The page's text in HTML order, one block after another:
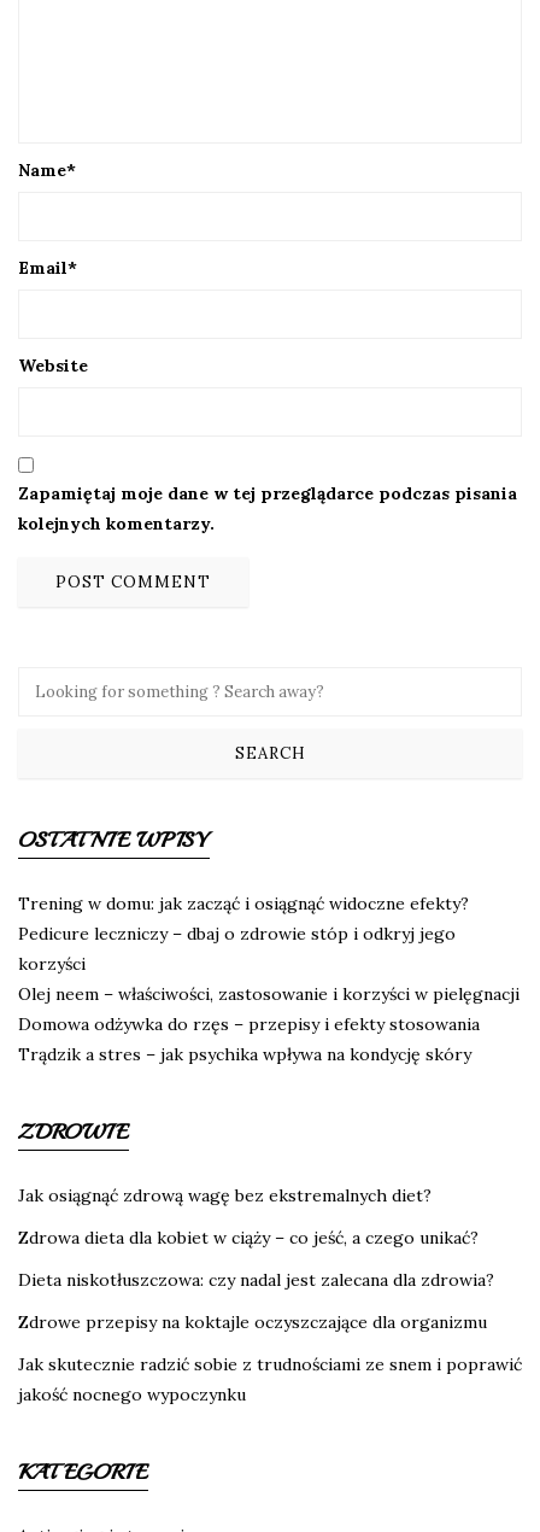
Name*
Email*
Website
Zapamiętaj moje dane w tej przeglądarce podczas pisania
kolejnych komentarzy.
OSTATNIE WPISY
Trening w domu: jak zacząć i osiągnąć widoczne efekty?
Pedicure leczniczy – dbaj o zdrowie stóp i odkryj jego
korzyści
Olej neem – właściwości, zastosowanie i korzyści w pielęgnacji
Domowa odżywka do rzęs – przepisy i efekty stosowania
Trądzik a stres – jak psychika wpływa na kondycję skóry
ZDROWIE
Jak osiągnąć zdrową wagę bez ekstremalnych diet?
Zdrowa dieta dla kobiet w ciąży – co jeść, a czego unikać?
Dieta niskotłuszczowa: czy nadal jest zalecana dla zdrowia?
Zdrowe przepisy na koktajle oczyszczające dla organizmu
Jak skutecznie radzić sobie z trudnościami ze snem i poprawić
jakość nocnego wypoczynku
KATEGORIE